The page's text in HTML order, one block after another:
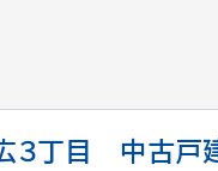
３丁目 中古戸